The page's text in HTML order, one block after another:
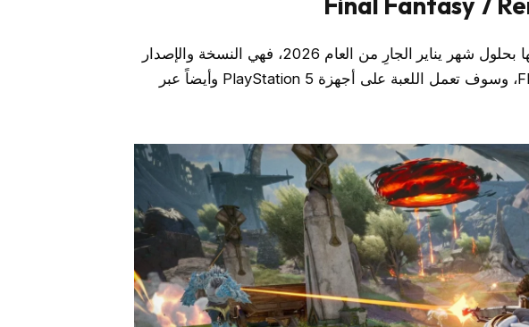
أيضاً هي من الألعاب التي سوف يتم إطلاقها بحلول شهر يناير الجارِ من العام 2026، فهي النسخة والإصدار
الثاني من FINAL FANTASY VII REMAKE، وسوف تعمل اللعبة على أجهزة PlayStation 5 وأيضاً عبر